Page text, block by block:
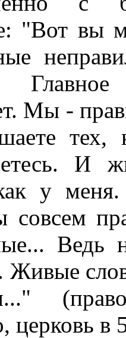
"Вот вы
Мы -
тех,
И
у меня.
Ведь
цеpковь